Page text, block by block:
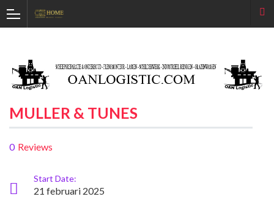
MULLER & TUNES
0 Reviews
Start Date:
21 februari 2025